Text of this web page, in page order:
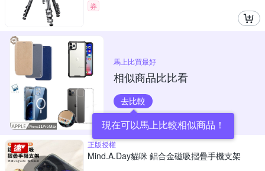
券
馬上比買最好
相似商品比比看
去比較
正版授權
Mind.A.Day貓咪 鋁合金磁吸摺疊手機支架